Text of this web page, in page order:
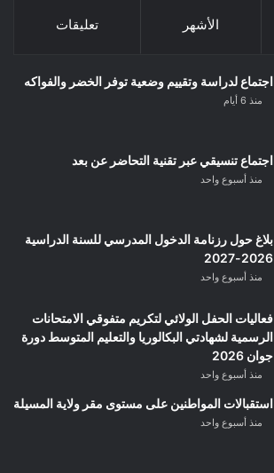
الأشهر تعليقات
اجتماع لدراسة وتقييم وضعية توفر الخضر والفواكه
منذ 6 أيام
اجتماع تنسيقي عبر تقنية التحاضر عن بعد
منذ أسبوع واحد
بلاغ حول رزنامة الدخول المدرسي للسنة الدراسية
2026-2027
منذ أسبوع واحد
فعاليات الحفل الولائي لتكريم متفوقي الامتحانات
الرسمية لشهادتي البكالوريا والتعليم المتوسط دورة
جوان 2026
منذ أسبوع واحد
استقبالات المواطنين على مستوى مقر ولاية المسيلة
منذ أسبوع واحد